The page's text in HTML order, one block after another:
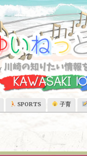
SPORTS 子育